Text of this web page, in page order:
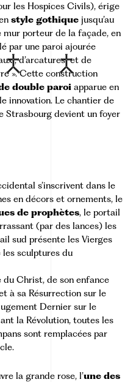
les Hospices Civils), érige
style gothique jusqu’au
porteur de la façade, en
par une paroi ajourée
, d’arcatures et de
». Cette construction
double paroi apparue en
innovation. Le chantier de
Strasbourg devient un foyer
s’inscrivent dans le
en décors et ornements, le
de prophètes, le portail
(par des lances) les
sud présente les Vierges
les sculptures du
du Christ, de son enfance
à sa Résurrection sur le
Dernier sur le
la Révolution, toutes les
sont remplacées par
la grande rose, l’une des